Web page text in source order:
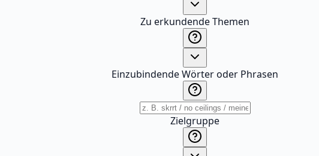
Zu erkundende Themen
Einzubindende Wörter oder Phrasen
Zielgruppe